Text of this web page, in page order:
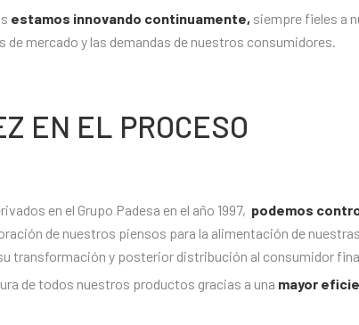
estamos innovando continuamente, siempre fieles a
mercado y las demandas de nuestros consumidores.
EN EL PROCESO
en el Grupo Padesa en el año 1997, podemos
de nuestros piensos para la alimentación de
transformación y posterior distribución al consumidor
de todos nuestros productos gracias a una mayor